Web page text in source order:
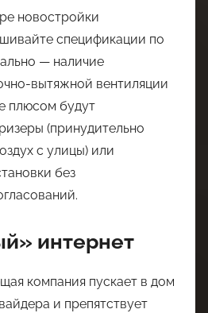
новостройки
спецификации по
— наличие
вытяжной вентиляции
плюсом будут
(принудительно
с улицы) или
без
интернет
компания пускает в дом
и препятствует